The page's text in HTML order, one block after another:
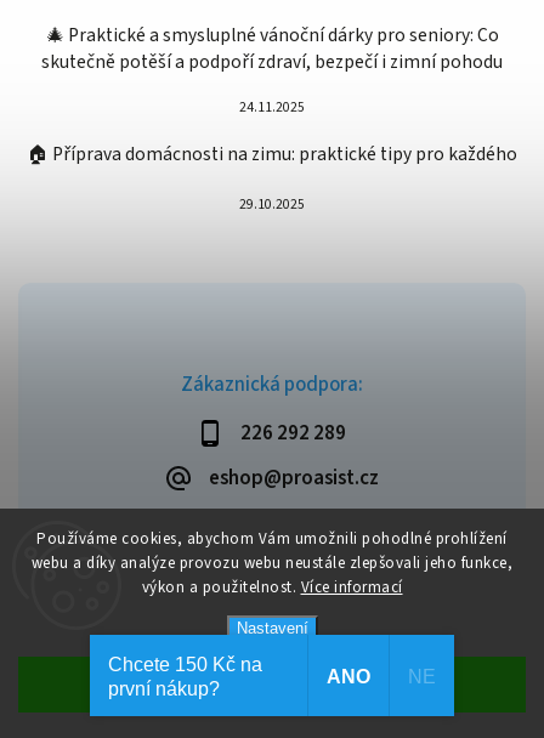
Používáme cookies, abychom Vám umožnili pohodlné prohlížení
webu a díky analýze provozu webu neustále zlepšovali jeho funkce,
výkon a použitelnost. Více informací
Nastavení
Dopravné zdarma při objednávce nad 1 999 Kč.
Zákaznická podpora:
226 292 289
eshop@proasist.cz
🎄 Praktické a smysluplné vánoční dárky pro seniory: Co
skutečně potěší a podpoří zdraví, bezpečí i zimní pohodu
24.11.2025
🏠 Příprava domácnosti na zimu: praktické tipy pro každého
29.10.2025
Copyright 2026ProAsist. Všechna práva vyhrazena.
VytvořilShoptet| Design
Chcete 150 Kč na
první nákup?
ANO NE